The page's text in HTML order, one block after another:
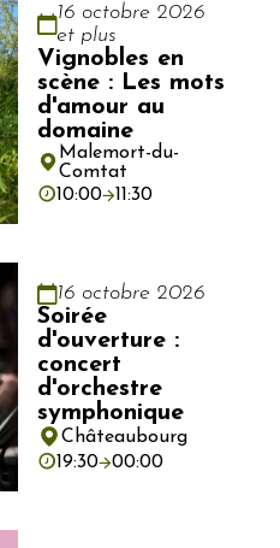
16 octobre 2026
et plus
Vignobles en
scène : Les mots
d'amour au
domaine
Malemort-du-
Comtat
10:00
11:30
16 octobre 2026
Soirée
d'ouverture :
concert
d'orchestre
symphonique
Châteaubourg
19:30
00:00